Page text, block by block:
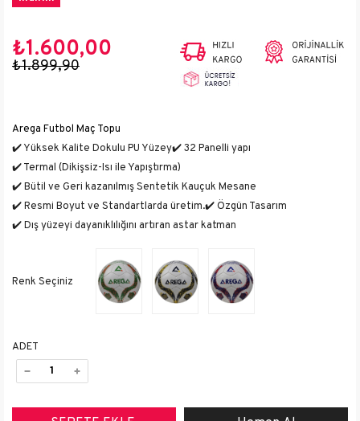
₺1.899,90
₺1.600,00
Arega Futbol Maç Topu
✔️ Yüksek Kalite Dokulu PU Yüzey✔️ 32 Panelli yapı
✔️ Termal (Dikişsiz-Isı ile Yapıştırma)
✔️ Bütil ve Geri kazanılmış Sentetik Kauçuk Mesane
✔️ Resmi Boyut ve Standartlarda üretim.✔️ Özgün Tasarım
✔️ Dış yüzeyi dayanıklılığını artıran astar katman
ADET